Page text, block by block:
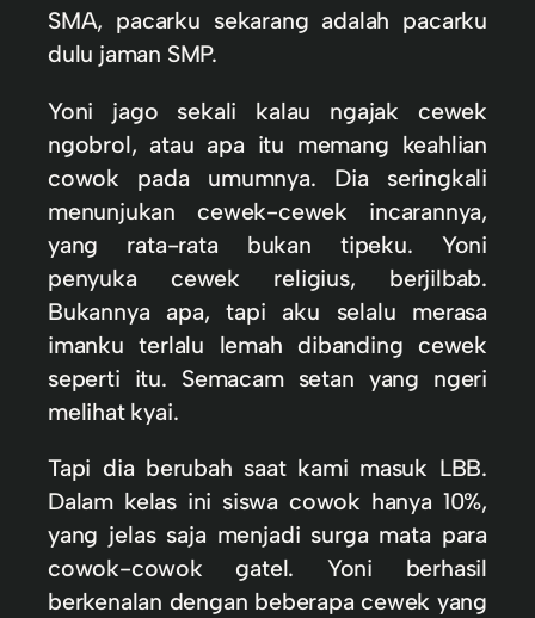
SMA, pacarku sekarang adalah pacarku
dulu jaman SMP.
Yoni jago sekali kalau ngajak cewek
ngobrol, atau apa itu memang keahlian
cowok pada umumnya. Dia seringkali
menunjukan cewek-cewek incarannya,
yang rata-rata bukan tipeku. Yoni
penyuka cewek religius, berjilbab.
Bukannya apa, tapi aku selalu merasa
imanku terlalu lemah dibanding cewek
seperti itu. Semacam setan yang ngeri
melihat kyai.
Tapi dia berubah saat kami masuk LBB.
Dalam kelas ini siswa cowok hanya 10%,
yang jelas saja menjadi surga mata para
cowok-cowok gatel. Yoni berhasil
berkenalan dengan beberapa cewek yang